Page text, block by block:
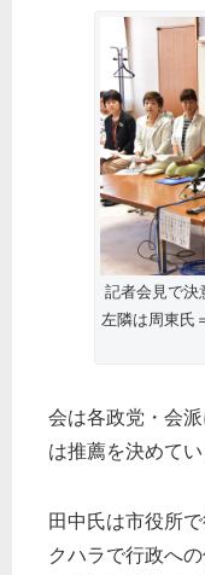
記者会見で決
左隣は周東氏
会は各政党・会
は推薦を決めてい
田中氏は市役所
クハラで行政へ